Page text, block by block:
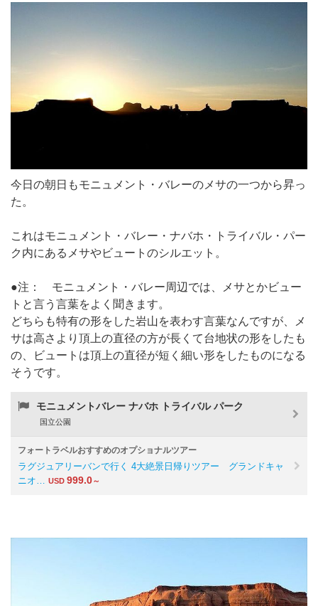
今日の朝日もモニュメント・バレーのメサの一つから昇っ
た。
これはモニュメント・バレー・ナバホ・トライバル・パー
ク内にあるメサやビュートのシルエット。
●注： モニュメント・バレー周辺では、メサとかビュー
トと言う言葉をよく聞きます。
どちらも特有の形をした岩山を表わす言葉なんですが、メ
サは高さより頂上の直径の方が長くて台地状の形をしたも
の、ビュートは頂上の直径が短く細い形をしたものになる
そうです。
モニュメントバレー ナバホ トライバル パーク
国立公園
フォートラベルおすすめのオプショナルツアー
ラグジュアリーバンで行く 4大絶景日帰りツアー グランドキャ
ニオ… USD 999.0～